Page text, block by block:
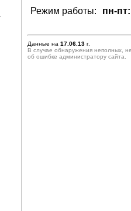
Режим работы:
пн-
Данные на 17.06.13 г.
В случае обнаружения неполных,
об ошибке администратору сайта.